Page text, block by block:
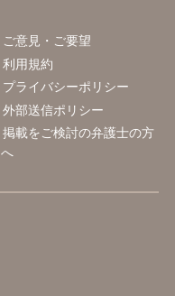
ご意見・ご要望
利用規約
プライバシーポリシー
外部送信ポリシー
掲載をご検討の弁護士の方
へ